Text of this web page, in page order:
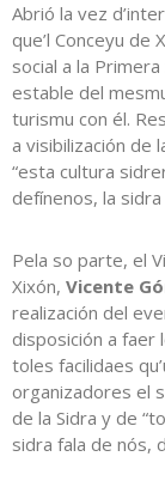
Abrió la vez
que’l Conceyu de
social a la
estable del
turismu con él.
a visibilización de
“esta cultura
defínenos, la
Pela so parte, el
Xixón, Vicente
realización del
disposición a faer
toles facilidaes
organizadores el
de la Sidra y de
sidra fala de nós,